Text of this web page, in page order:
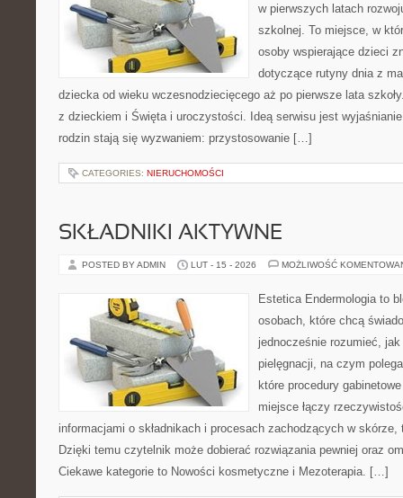
w pierwszych latach
szkolnej. To miejsce, w
osoby wspierające dzieci
dotyczące rutyny dnia z
dziecka od wieku wczesnodziecięcego aż po pierwsze lata
z dzieckiem i Święta i uroczystości. Ideą serwisu jest
rodzin stają się wyzwaniem: przystosowanie […]
CATEGORIES: NIERUCHOMOŚCI
SKŁADNIKI AKTYWNE
POSTED BY ADMIN LUT - 15 - 2026 MOŻLIWOŚĆ
Estetica Endermologia to
osobach, które chcą
jednocześnie rozumieć, jak
pielęgnacji, na czym
które procedury
miejsce łączy
informacjami o składnikach i procesach zachodzących w
Dzięki temu czytelnik może dobierać rozwiązania pewniej oraz
Ciekawe kategorie to Nowości kosmetyczne i Mezoterapia. […]